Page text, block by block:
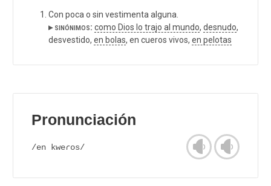
Con poca o sin vestimenta alguna.
▸ sinónimos: como Dios lo trajo al mundo, desnudo,
desvestido, en bolas, en cueros vivos, en pelotas
Pronunciación
/en kweɾos/